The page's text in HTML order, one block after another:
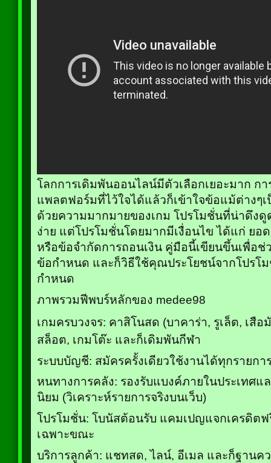
โลกการเดิมพันออนไลน์มีตัวเลือกเยอะมาก กา
แพลตฟอร์มที่ไว้ใจได้แล้วก็เข้าใจข้อแม้ต่างๆ
ด้วยความมากมายของเกม โปรโมชั่นที่น่าดึง
ง่าย แต่โปรโมชั่นโดยมากมีเงื่อนไข ได้แก่ ยอด
หรือข้อจำกัดการถอนเงิน คู่มือนี้เขียนขึ้นเพื่อช่
ข้อกำหนด และก็วิธีใช้คุณประโยชน์จากโปรโ
กำหนด
ภาพรวมฟีพบร์หลักของ medee98
เกมครบวงจร: คาสิโนสด (บาคาร่า, รูเล็ต, เสือ
สล็อต, เกมโต๊ะ และก็เดิมพันกีฬา
ระบบบัญชี: สมัครครั้งเดียวใช้งานได้ทุกรายกา
หนทางการคลัง: รองรับแบงค์ภายในประเทศแ
นิยม (วิเคราะห์รายการจริงบนเว็บ)
โปรโมชั่น: โบนัสต้อนรับ แคมเปญแจกเครดิต
เฉพาะขณะ
บริการลูกค้า: แชทสด, ไลน์, อีเมล และก็ฐานค